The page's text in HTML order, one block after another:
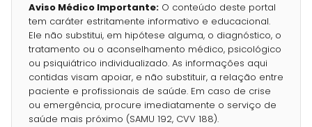
Aviso Médico Importante: O conteúdo deste portal
tem caráter estritamente informativo e educacional.
Ele não substitui, em hipótese alguma, o diagnóstico, o
tratamento ou o aconselhamento médico, psicológico
ou psiquiátrico individualizado. As informações aqui
contidas visam apoiar, e não substituir, a relação entre
paciente e profissionais de saúde. Em caso de crise
ou emergência, procure imediatamente o serviço de
saúde mais próximo (SAMU 192, CVV 188).